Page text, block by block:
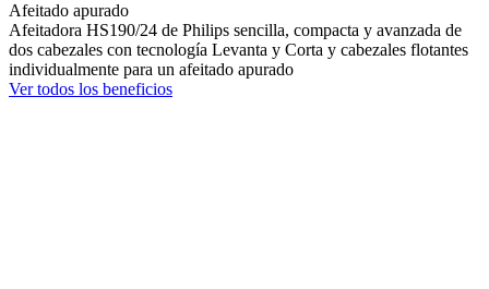
Afeitado apurado
Afeitadora HS190/24 de Philips sencilla, compacta y avanzada de
dos cabezales con tecnología Levanta y Corta y cabezales flotantes
individualmente para un afeitado apurado
Ver todos los beneficios